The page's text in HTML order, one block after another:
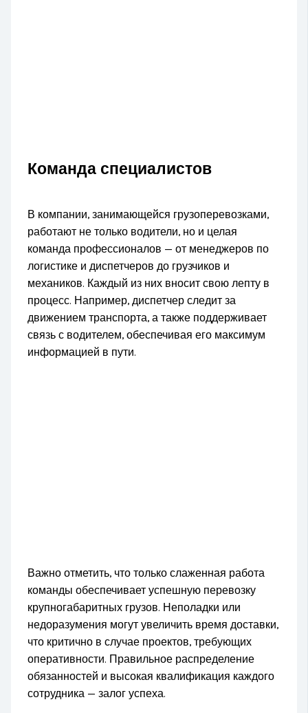
Команда специалистов
В компании, занимающейся грузоперевозками,
работают не только водители, но и целая
команда профессионалов — от менеджеров по
логистике и диспетчеров до грузчиков и
механиков. Каждый из них вносит свою лепту в
процесс. Например, диспетчер следит за
движением транспорта, а также поддерживает
связь с водителем, обеспечивая его максимум
информацией в пути.
Важно отметить, что только слаженная работа
команды обеспечивает успешную перевозку
крупногабаритных грузов. Неполадки или
недоразумения могут увеличить время доставки,
что критично в случае проектов, требующих
оперативности. Правильное распределение
обязанностей и высокая квалификация каждого
сотрудника — залог успеха.